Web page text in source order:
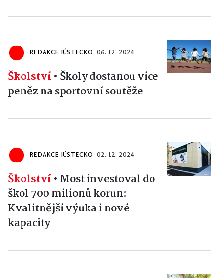
REDAKCE IÚSTECKO 06. 12. 2024
Školství• Školy dostanou více
peněz na sportovní soutěže
REDAKCE IÚSTECKO 02. 12. 2024
Školství• Most investoval do
škol 700 milionů korun:
Kvalitnější výuka i nové
kapacity